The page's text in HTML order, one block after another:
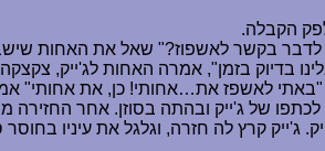
הקבלה.
לדבר בקשר לאשפוז?" שאל את האחות
בדיוק בזמן", אמרה האחות לג'ייק,
"באתי לאשפז את…אחותי! כן, את אחותי"
של ג'ייק ובהתה בסוזן. אחר החזירה
ג'ייק קרץ לה חזרה, וגלגל את עיניו בחוסר